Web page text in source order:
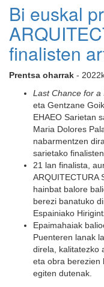
Bi euskal
finalisten
Prentsa oharrak -
Last Chance for a
eta Gentzane
EHAEO Sarietan
Maria Dolores
nabarmentzen
sarietako
21 lan finalista,
ARQUITECTURA
hainbat balore
berezi banatuko
Espainiako
Epaimahaiak
Puenteren lanak
direla, kalitatezko
eta obra berezien
egiten dutenak.